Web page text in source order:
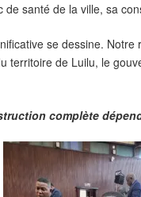
santé de la ville, sa
se dessine.
de Luilu, le
complète